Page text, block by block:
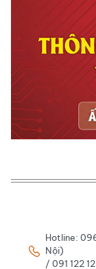
Hotline:
Nội)
/ 091 122